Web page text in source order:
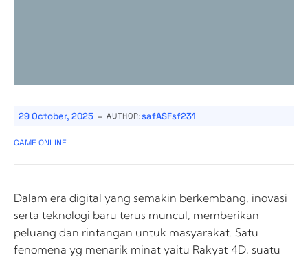
29 October, 2025 - AUTHOR:safASFsf231
GAME ONLINE
Dalam era digital yang semakin berkembang, inovasi
serta teknologi baru terus muncul, memberikan
peluang dan rintangan untuk masyarakat. Satu
fenomena yg menarik minat yaitu Rakyat 4D, suatu